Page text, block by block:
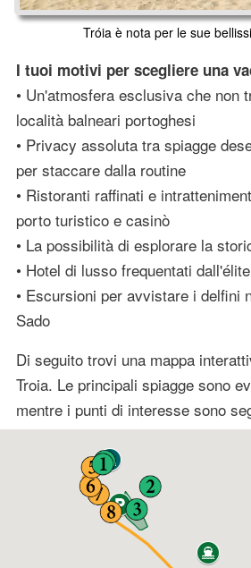
Tróia è nota per le sue
I tuoi motivi per scegliere una
• Un'atmosfera esclusiva che non
località balneari portoghesi
• Privacy assoluta tra spiagge
per staccare dalla routine
• Ristoranti raffinati e
porto turistico e casinò
• La possibilità di esplorare la
• Hotel di lusso frequentati
• Escursioni per avvistare i delfini
Sado
Di seguito trovi una mappa
Troia. Le principali spiagge sono
mentre i punti di interesse sono